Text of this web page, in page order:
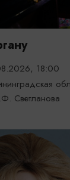
18:00
Светланова